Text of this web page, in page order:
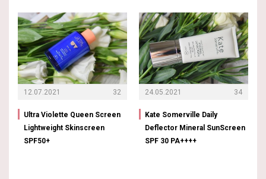
12.07.2021 32
Ultra Violette Queen Screen
Lightweight Skinscreen
SPF50+
24.05.2021 34
Kate Somerville Daily
Deflector Mineral SunScreen
SPF 30 PA++++